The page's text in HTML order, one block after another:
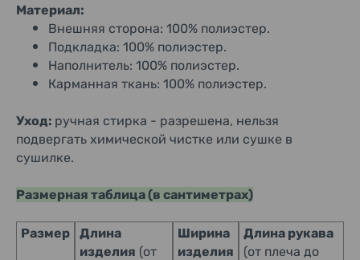
Материал:
Внешняя сторона: 100% полиэстер.
Подкладка: 100% полиэстер.
Наполнитель: 100% полиэстер.
Карманная ткань: 100% полиэстер.
Уход: ручная стирка - разрешена, нельзя
подвергать химической чистке или сушке в
сушилке.
Размерная таблица (в сантиметрах)
Размер
Длина
изделия (от
Ширина
изделия
Длина рукава
(от плеча до